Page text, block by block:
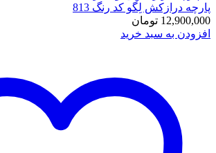
پارچه درازکش لِگو کد رنگ 813
12,900,000 تومان
افزودن به سبد خرید